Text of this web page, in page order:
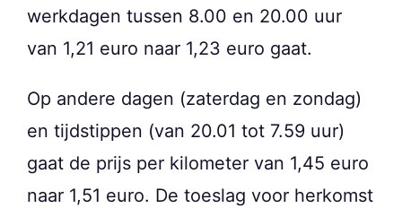
werkdagen tussen 8.00 en 20.00 uur
van 1,21 euro naar 1,23 euro gaat.
Op andere dagen (zaterdag en zondag)
en tijdstippen (van 20.01 tot 7.59 uur)
gaat de prijs per kilometer van 1,45 euro
naar 1,51 euro. De toeslag voor herkomst